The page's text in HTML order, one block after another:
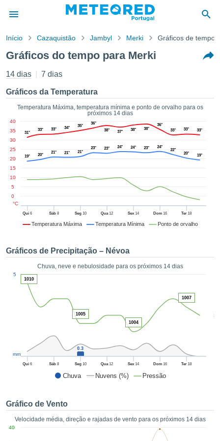
da
foi
por
para
que as
a este
das
opções:
forma
digital
fornecer-
a
o
no
como
ACEITAR
CONTINUAR
Início Cazaquistão Jambyl Merki Gráficos de tempo
Gráficos do tempo para Merki
14 dias 7 dias
Gráficos da Temperatura
Temperatura Máxima, temperatura mínima e ponto de orvalho para os
próximos 14 dias
Temperatura Máxima Temperatura Mínima Ponto de orvalho
Qui 6 Sáb8 Seg10 Qua12 Sex 14 Dom16 Ter 18
0
5
10
15
20
25
30
35
40
°C
31°
33° 33° 34° 35°
36°
38°
37° 38° 38°
36°
33°
33° 33°
19° 20°
21° 21° 21°
23° 23° 24° 24° 23° 24°
22°
20° 19°
Gráficos de Precipitação – Névoa
Chuva, neve e nebulosidade para os próximos 14 dias
Chuva Nuvens (%) Pressão
50
Qui 6 Sáb8 Seg10 Qua12 Sex 14 Dom16 Ter 18
5
mm
0.3
1010
1005
1004
1007
Gráfico de Vento
Velocidade média, direção e rajadas de vento para os próximos 14 dias
40